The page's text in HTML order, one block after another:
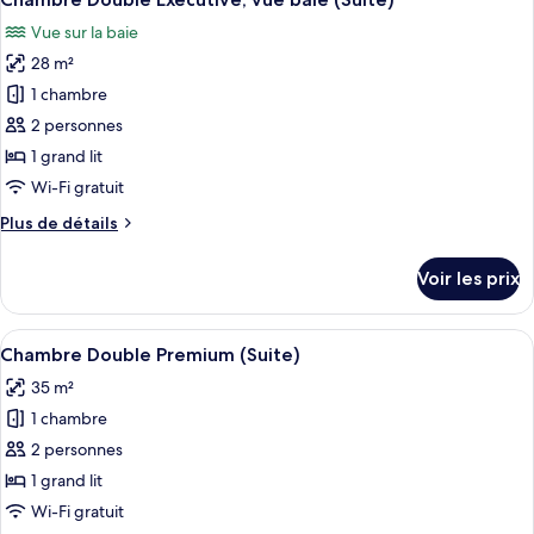
Chambre
Simple
Exécutive
toutes
les
photos
pour
ce
type
de
chambre :
Chambre
vue
baie
(Suite)
Vue sur la baie
28 m²
1 chambre
2 personnes
1 grand lit
Wi-Fi gratuit
Plus de détails
Plus
le
type
de
Chambre
Double
vue
baie
(Suite)
Voir les prix
Afficher
toutes
les
photos
pour
ce
type
Une chambre d’hôtel moderne
6
Chambre Double Premium (Suite)
35 m²
1 chambre
2 personnes
1 grand lit
Wi-Fi gratuit